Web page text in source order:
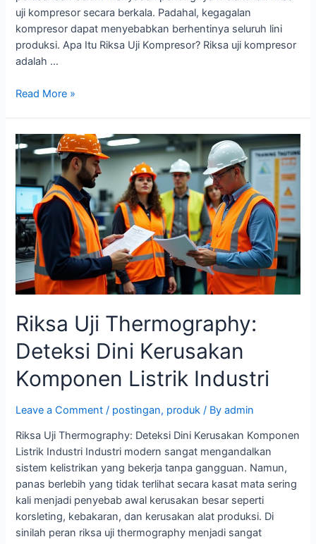
uji kompresor secara berkala. Padahal, kegagalan
kompresor dapat menyebabkan berhentinya seluruh lini
produksi. Apa Itu Riksa Uji Kompresor? Riksa uji kompresor
adalah …
Read More »
Riksa Uji Thermography:
Deteksi Dini Kerusakan
Komponen Listrik Industri
Leave a Comment / postingan, produk / Byadmin
Riksa Uji Thermography: Deteksi Dini Kerusakan Komponen
Listrik Industri Industri modern sangat mengandalkan
sistem kelistrikan yang bekerja tanpa gangguan. Namun,
panas berlebih yang tidak terlihat secara kasat mata sering
kali menjadi penyebab awal kerusakan besar seperti
korsleting, kebakaran, dan kerusakan alat produksi. Di
sinilah peran riksa uji thermography menjadi sangat
Riksa
Uji
Thermography:
Deteksi
Dini
Kerusakan
Komponen
Listrik
Industri